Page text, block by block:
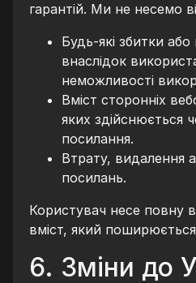
гарантій. Ми не несемо
Будь-які збитки
внаслідок
неможливості
Вміст сторонніх
яких здійснюється
посилання.
Втрату, видалення
посилань.
Користувач несе повну
вміст, який
6. Зміни до